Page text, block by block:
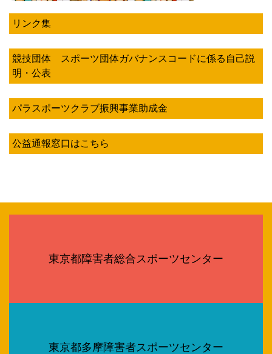
リンク集
競技団体 スポーツ団体ガバナンスコードに係る自己説
明・公表
パラスポーツクラブ振興事業助成金
公益通報窓口はこちら
東京都障害者総合スポーツセンター
東京都多摩障害者スポーツセンター